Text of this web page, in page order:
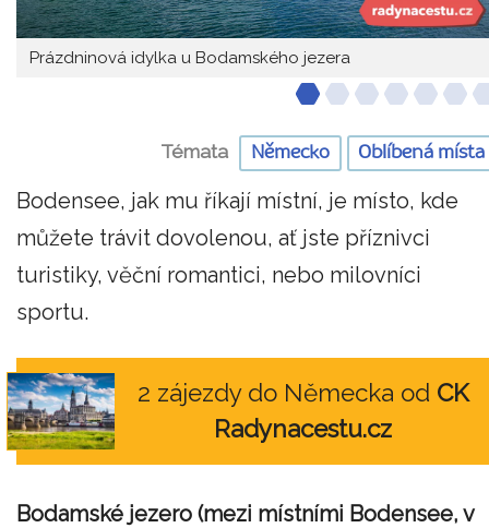
Prázdninová idylka u Bodamského jezera
Témata Německo Oblíbená místa
Bodensee, jak mu říkají místní, je místo, kde
můžete trávit dovolenou, ať jste příznivci
turistiky, věční romantici, nebo milovníci
sportu.
2 zájezdy do Německa od CK
Radynacestu.cz
Bodamské jezero (mezi místními Bodensee, v